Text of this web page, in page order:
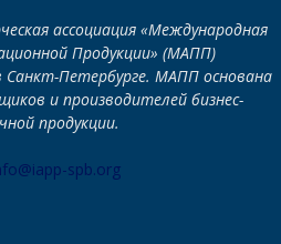
ассоциация «Международная
Продукции» (МАПП)
Санкт-Петербурге. МАПП основана
и производителей бизнес-
продукции.
spb.org